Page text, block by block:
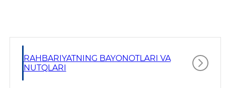
RAHBARIYATNING BAYONOTLARI VA
NUTQLARI